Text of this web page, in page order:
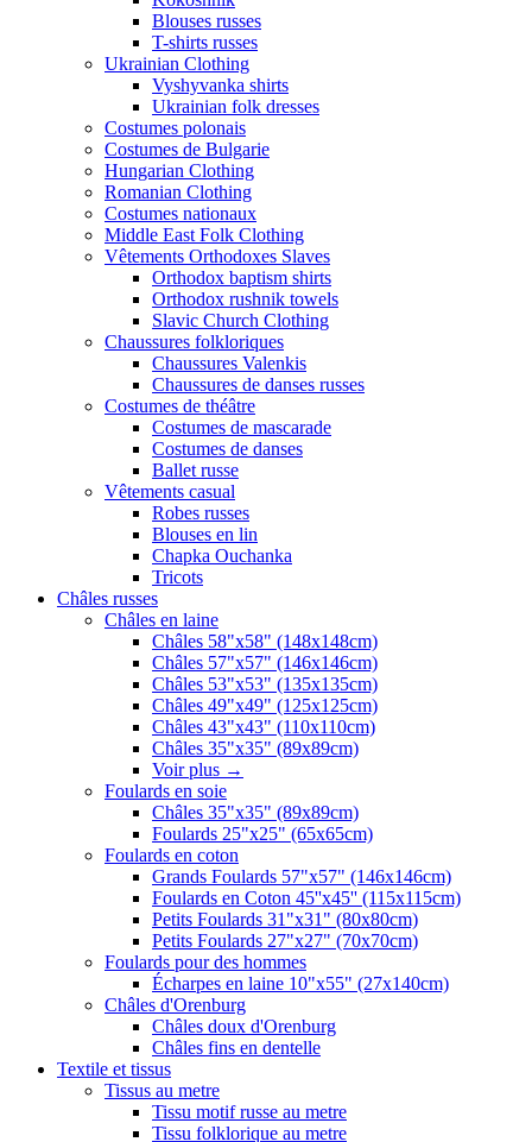
Blouses russes
T-shirts russes
Ukrainian Clothing
Vyshyvanka shirts
Ukrainian folk dresses
Costumes polonais
Costumes de Bulgarie
Hungarian Clothing
Romanian Clothing
Costumes nationaux
Middle East Folk Clothing
Vêtements Orthodoxes Slaves
Orthodox baptism shirts
Orthodox rushnik towels
Slavic Church Clothing
Chaussures folkloriques
Chaussures Valenkis
Chaussures de danses russes
Costumes de théâtre
Costumes de mascarade
Costumes de danses
Ballet russe
Vêtements casual
Robes russes
Blouses en lin
Chapka Ouchanka
Tricots
Châles russes
Châles en laine
Châles 58"x58" (148x148cm)
Châles 57"x57" (146x146cm)
Châles 53"x53" (135x135cm)
Châles 49"x49" (125x125cm)
Châles 43"x43" (110x110cm)
Châles 35"x35" (89x89cm)
Voir plus →
Foulards en soie
Châles 35"x35" (89x89cm)
Foulards 25"x25" (65x65cm)
Foulards en coton
Grands Foulards 57"x57" (146x146cm)
Foulards en Coton 45''x45'' (115x115cm)
Petits Foulards 31"x31" (80x80cm)
Petits Foulards 27"x27" (70x70cm)
Foulards pour des hommes
Écharpes en laine 10"x55" (27x140cm)
Châles d'Orenburg
Châles doux d'Orenburg
Châles fins en dentelle
Textile et tissus
Tissus au metre
Tissu motif russe au metre
Tissu folklorique au metre